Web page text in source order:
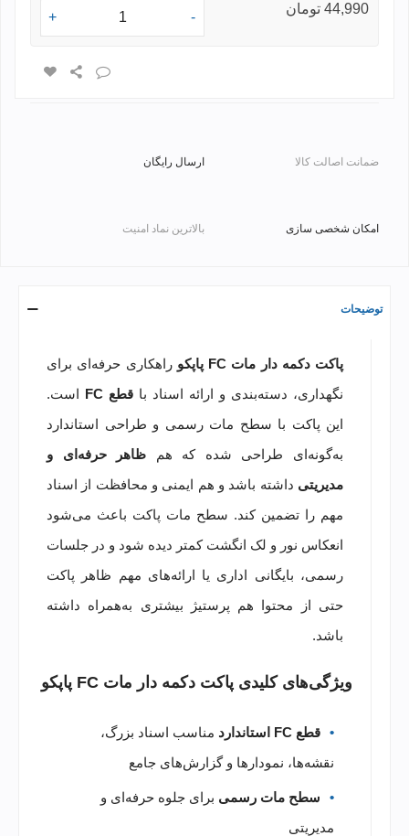
44,990 تومان
-
+
ضمانت اصالت کالا ارسال رایگان
امکان شخصی سازی بالاترین نماد امنیت
توضیحات
پاکت دکمه دار مات FC پاپکو راهکاری حرفه‌ای برای
نگهداری، دسته‌بندی و ارائه اسناد با قطع FC
است.
این پاکت با سطح مات رسمی و طراحی استاندارد
به‌گونه‌ای طراحی شده که هم ظاهر حرفه‌ای و
مدیریتی داشته باشد و هم ایمنی و محافظت از اسناد
مهم را تضمین کند. سطح مات پاکت باعث می‌شود
انعکاس نور و لک انگشت کمتر دیده شود و در جلسات
رسمی، بایگانی اداری یا ارائه‌های مهم ظاهر پاکت
حتی از محتوا هم پرستیژ بیشتری به‌همراه داشته
باشد.
ویژگی‌های کلیدی پاکت دکمه دار مات FC پاپکو
قطع FC استاندارد
مناسب اسناد بزرگ،
نقشه‌ها، نمودارها و گزارش‌های جامع
سطح مات رسمی برای جلوه حرفه‌ای و
مدیریتی